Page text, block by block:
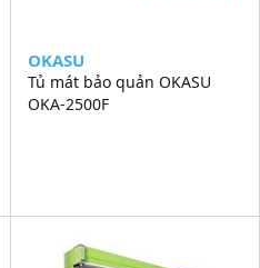
OKASU
Tủ mát bảo quản OKASU
OKA-2500F